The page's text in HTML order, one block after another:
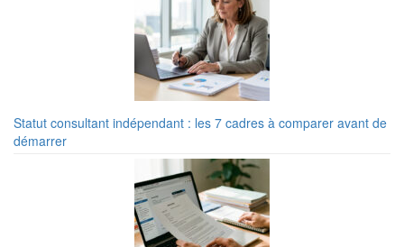
Statut consultant indépendant : les 7 cadres à comparer avant de
démarrer